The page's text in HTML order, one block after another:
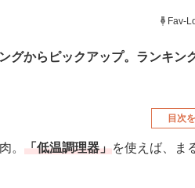
電子設計の基本と応用
Fav-
グからピックアップ。ランキン
目次
。 「低温調理器」を使えば、ま